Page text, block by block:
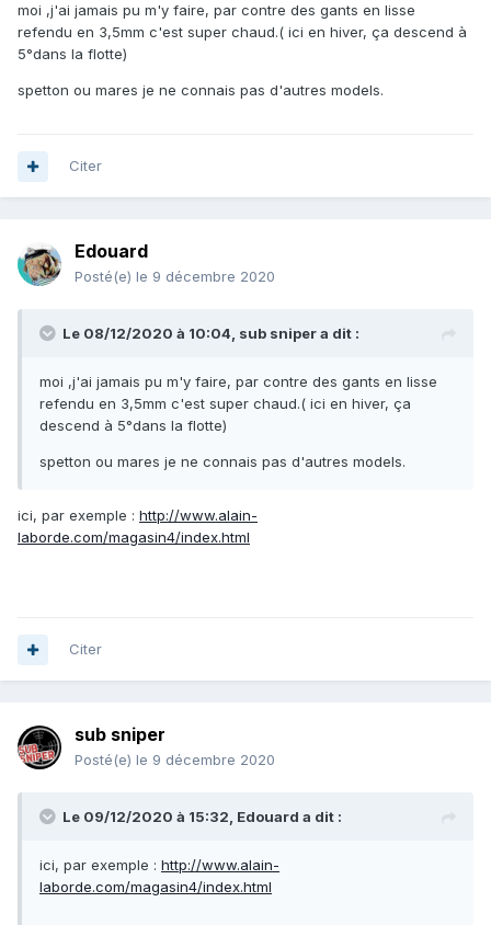
moi ,j'ai jamais pu m'y faire, par contre des gants en lisse
refendu en 3,5mm c'est super chaud.( ici en hiver, ça descend à
5°dans la flotte)
spetton ou mares je ne connais pas d'autres models.
Citer
Edouard
Posté(e) le 9 décembre 2020
Le 08/12/2020 à 10:04, sub snipera dit :
moi ,j'ai jamais pu m'y faire, par contre des gants en lisse
refendu en 3,5mm c'est super chaud.( ici en hiver, ça
descend à 5°dans la flotte)
spetton ou mares je ne connais pas d'autres models.
ici, par exemple : http://www.alain-
laborde.com/magasin4/index.html
Citer
sub sniper
Posté(e) le 9 décembre 2020
Le 09/12/2020 à 15:32, Edouard a dit :
ici, par exemple : http://www.alain-
laborde.com/magasin4/index.html